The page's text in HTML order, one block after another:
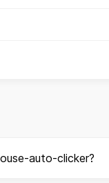
auto-clicker?